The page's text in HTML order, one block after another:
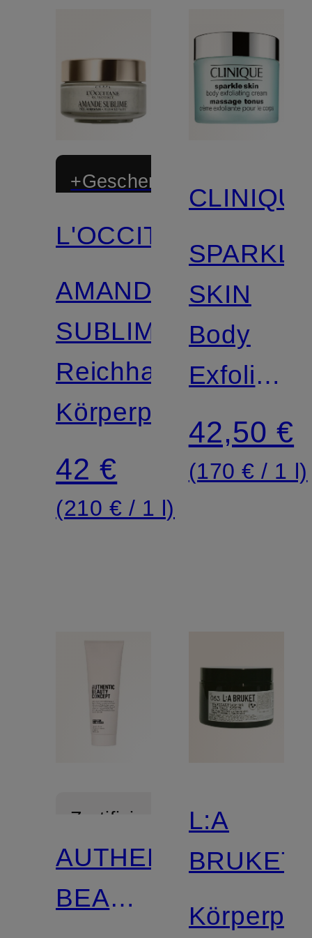
+Geschenk
L'OCCITANE
AMANDE
SUBLIME
Reichhaltiges
Körperpeeling
42 €
(210 € / 1 l)
SPARKLE
SKIN
Body
Cream
42,50 €
(170 € / 1 l)
Zertifiziert
AUTHENTIC
BEAUTY
L:A
BRUKET